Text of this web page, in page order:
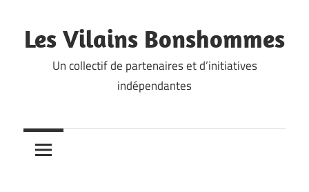
to
content
Les Vilains Bonshommes
Un collectif de partenaires et d’initiatives
indépendantes